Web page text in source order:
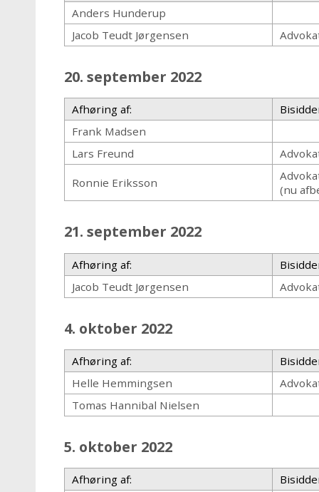
Anders Hunderup
Jacob Teudt Jørgensen
20. september 2022
Afhøring af:
Frank Madsen
Lars Freund
Ronnie Eriksson
(nu
21. september 2022
Afhøring af:
Jacob Teudt Jørgensen
4. oktober 2022
Afhøring af:
Helle Hemmingsen
Tomas Hannibal Nielsen
5. oktober 2022
Afhøring af: